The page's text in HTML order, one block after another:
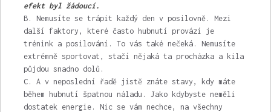
efekt byl žádoucí.
B. Nemusíte se trápit každý den v posilovně. Mezi
další faktory, které často hubnutí provází je
trénink a posilování. To vás také nečeká. Nemusíte
extrémně sportovat, stačí nějaká ta procházka a kila
půjdou snadno dolů.
C. A v neposlední řadě jistě znáte stavy, kdy máte
během hubnutí špatnou náladu. Jako kdybyste neměli
dostatek energie. Nic se vám nechce, na všechny